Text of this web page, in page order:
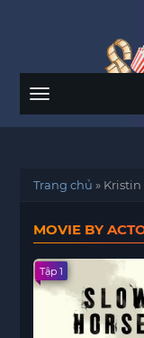
Menu
Trang chủ » Kristin
MOVIE BY
Tập 1